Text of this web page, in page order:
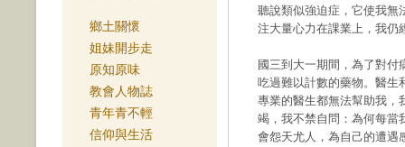
鄉土關懷
姐妹開步走
原知原味
教會人物誌
青年青不輕
信仰與生活
聽說類似強迫症，它使我無
注大量心力在課業上，我仍
國三到大一期間，為了對
吃過難以計數的藥物。醫生
專業的醫生都無法幫助我，
竭，我不禁自問：為何每當
會怨天尤人，為自己的遭遇